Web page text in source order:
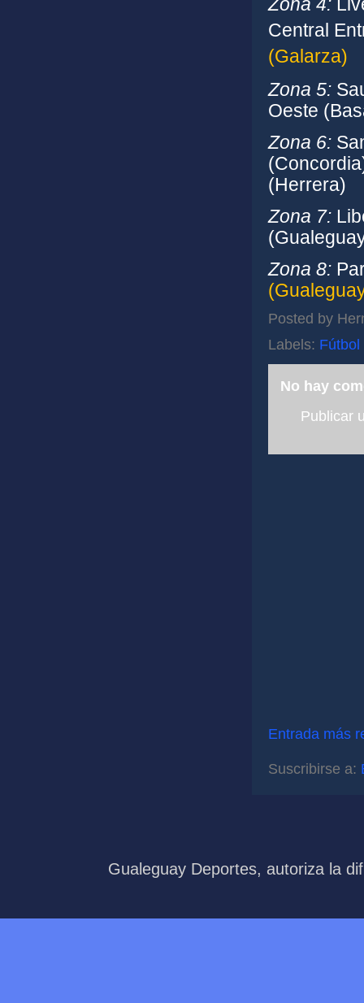
Central
(Galarza)
Zona 5:
Oeste
Zona 6:
(Herrera)
Zona 7:
Zona 8:
Posted by
Labels: Fútbol
No hay
Publicar
Entrada más
Suscribirse a:
Gualeguay Deportes, autoriza la